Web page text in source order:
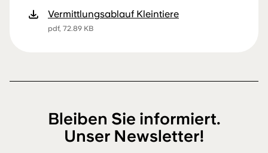
Vermittlungsablauf Kleintiere
pdf, 72.89 KB
Bleiben Sie informiert.
Unser Newsletter!